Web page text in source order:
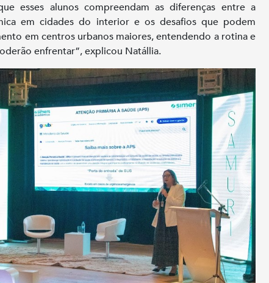
esses alunos compreendam as diferenças entre a
em cidades do interior e os desafios que podem
em centros urbanos maiores, entendendo a rotina e
enfrentar”, explicou Natállia.